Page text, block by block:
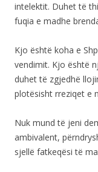
intelektit. Duhet të
fuqia e madhe
Kjo është koha e
vendimit. Kjo është
duhet të zgjedhë
plotësisht rreziqet e
Nuk mund të jeni
ambivalent,
sjellë fatkeqësi të